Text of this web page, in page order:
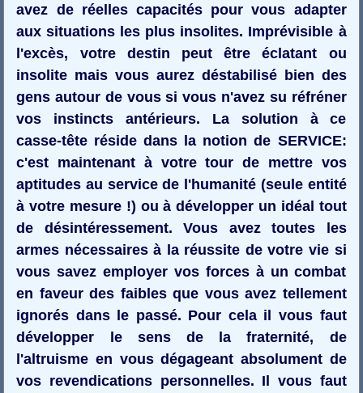
avez de réelles capacités pour vous adapter
aux situations les plus insolites. Imprévisible à
l'excès, votre destin peut être éclatant ou
insolite mais vous aurez déstabilisé bien des
gens autour de vous si vous n'avez su réfréner
vos instincts antérieurs. La solution à ce
casse-tête réside dans la notion de SERVICE:
c'est maintenant à votre tour de mettre vos
aptitudes au service de l'humanité (seule entité
à votre mesure !) ou à développer un idéal tout
de désintéressement. Vous avez toutes les
armes nécessaires à la réussite de votre vie si
vous savez employer vos forces à un combat
en faveur des faibles que vous avez tellement
ignorés dans le passé. Pour cela il vous faut
développer le sens de la fraternité, de
l'altruisme en vous dégageant absolument de
vos revendications personnelles. Il vous faut